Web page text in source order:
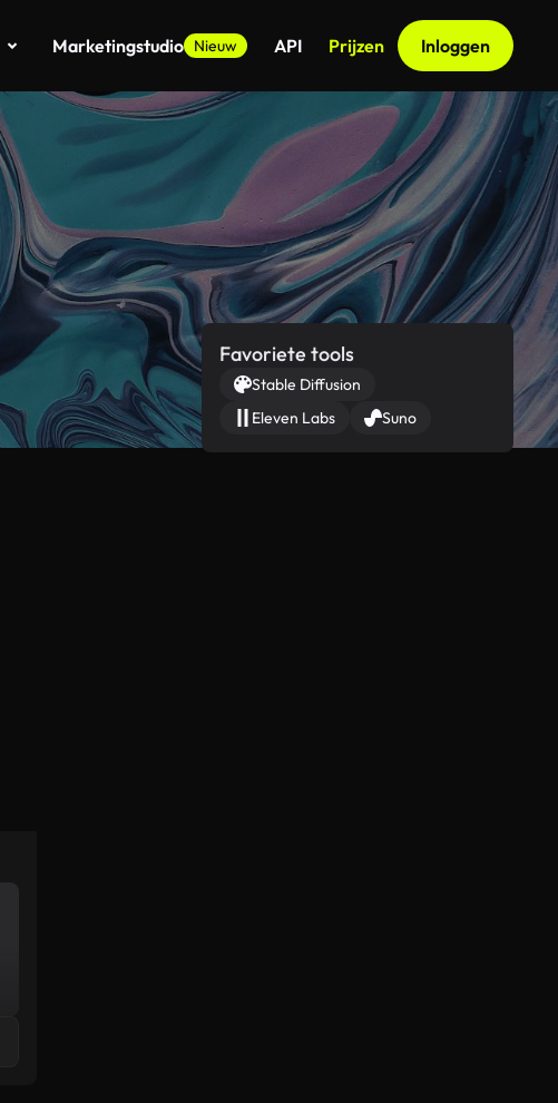
Marketingstudio Nieuw API Prijzen Inloggen
Favoriete tools
Stable Diffusion
Eleven Labs
Suno